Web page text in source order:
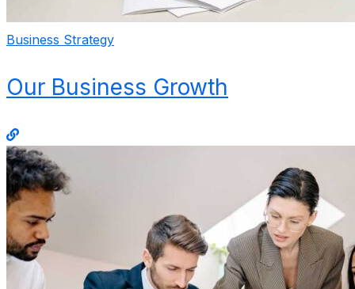
Business Strategy
Our Business Growth